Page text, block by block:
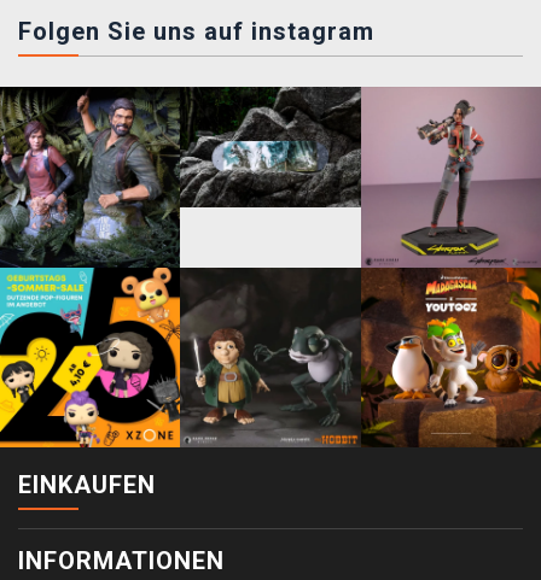
Folgen Sie uns auf instagram
EINKAUFEN
INFORMATIONEN